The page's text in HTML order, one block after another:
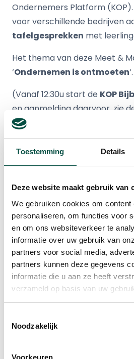
Toestemming Details
Deze website maakt gebruik van
We gebruiken cookies om content
personaliseren, om functies voor
en om ons websiteverkeer te
informatie over uw gebruik van
partners voor social media,
partners kunnen deze gegevens
informatie die u aan ze heeft
verzameld op basis van uw
Noodzakelijk
Voorkeuren
Ondernemers Platform
voor verschillende bedrijven
tafelgesprekken met
Het thema van deze Meet &
‘Ondernemen is ontmoeten‘.
(Vanaf 12:30u start de KOP
en aanmelding daarvoor, zie
ARBEIDSMARKT &
DATUM
Dinsdag 15 april
TIJD
10:00 – 12:00 uur
LOCATIE
Pius X-
Bladel
Aanmelden? Klikhieren
groene ‘Registreer’ knop vóór
Na je aanmelding sturen we je
Q&A’s* van jouw bedrijf op
hiervoor ná registratie een